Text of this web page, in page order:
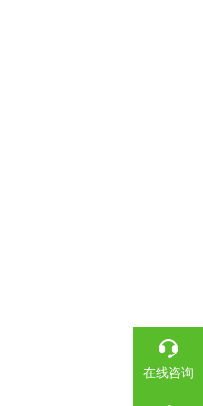
在线咨询